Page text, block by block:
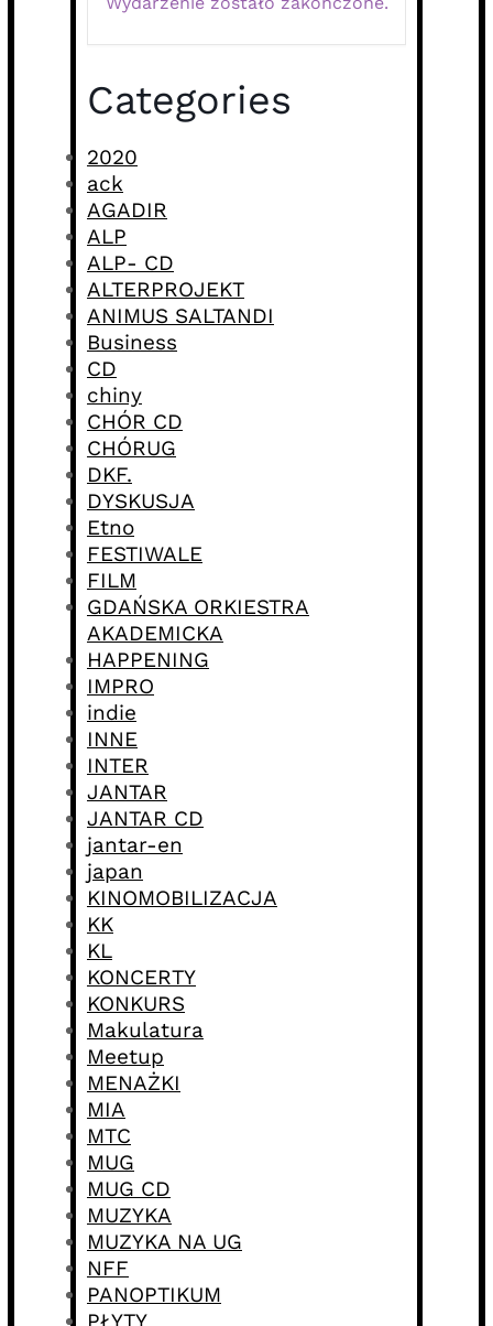
Categories
2020
ack
AGADIR
ALP
ALP- CD
ALTERPROJEKT
ANIMUS SALTANDI
Business
CD
chiny
CHÓR CD
CHÓRUG
DKF.
DYSKUSJA
Etno
FESTIWALE
FILM
GDAŃSKA ORKIESTRA
AKADEMICKA
HAPPENING
IMPRO
indie
INNE
INTER
JANTAR
JANTAR CD
jantar-en
japan
KINOMOBILIZACJA
KK
KL
KONCERTY
KONKURS
Makulatura
Meetup
MENAŻKI
MIA
MTC
MUG
MUG CD
MUZYKA
MUZYKA NA UG
NFF
PANOPTIKUM
PŁYTY